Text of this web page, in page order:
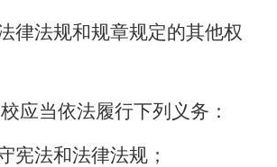
律法规和规章规定的其他权
应当依法履行下列义务：
宪法和法律法规；